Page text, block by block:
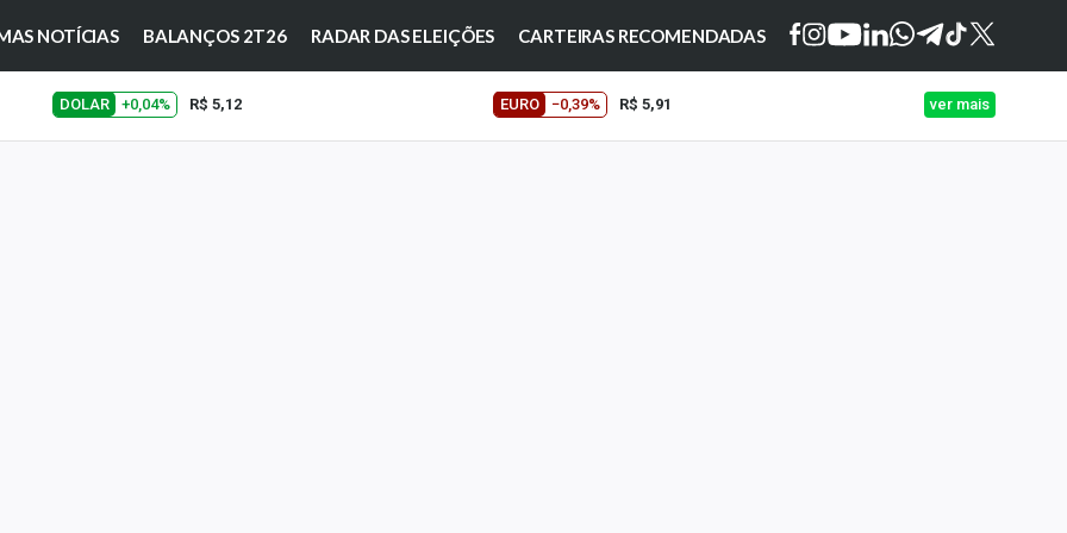
NOTÍCIAS BALANÇOS 2T26 RADAR DAS ELEIÇÕES CARTEIRAS RECOMENDADAS
DOLAR +0,04% R$ 5,12 EURO −0,39% R$ 5,91 ver mais